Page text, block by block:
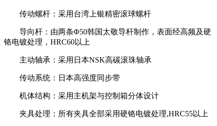
传动螺杆：采用台湾上银精密滚球螺杆
导向杆：由两条Φ50韩国太敬导杆制作，表面经高频及硬
铬电镀处理， HRC60以上
主动轴承：采用日本NSK高碳滚珠轴承
传动系统：日本高强度同步带
机体结构：采用主机架与控制箱分体设计
夹具处理：所有夹具全部采用硬铬电镀处理,HRC55以上